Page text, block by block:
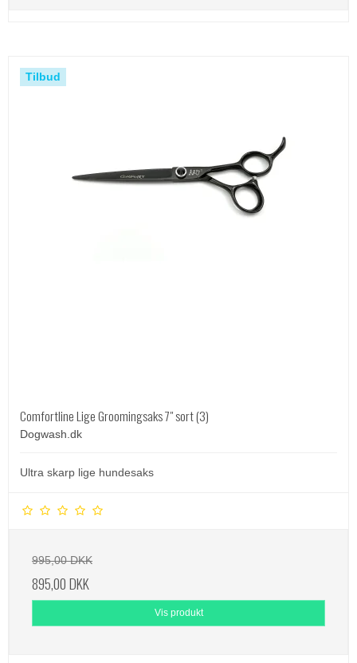
Tilbud
Comfortline Lige Groomingsaks 7" sort (3)
Dogwash.dk
Ultra skarp lige hundesaks
995,00 DKK
895,00 DKK
Vis produkt